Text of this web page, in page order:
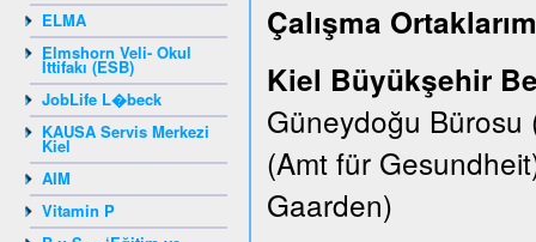
ELMA
Elmshorn Veli- Okul
İttifakı (ESB)
JobLife L�beck
KAUSA Servis Merkezi
Kiel
AIM
Vitamin P
Çalışma
Kiel Büyükşehir
Güneydoğu Bürosu
(Amt für
Gaarden)